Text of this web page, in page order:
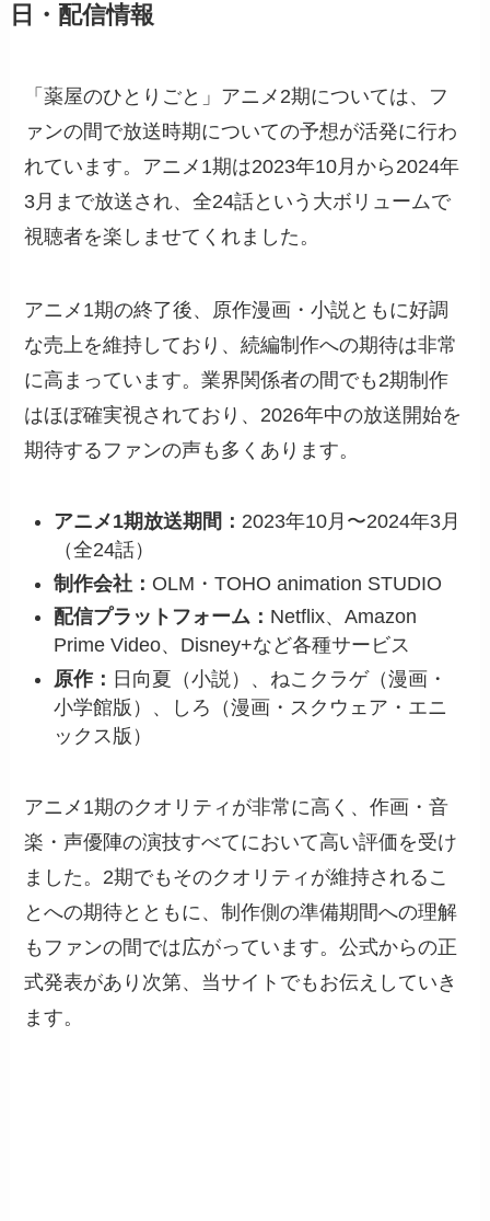
日・配信情報
「薬屋のひとりごと」アニメ2期については、フ
ァンの間で放送時期についての予想が活発に行わ
れています。アニメ1期は2023年10月から2024年
3月まで放送され、全24話という大ボリュームで
視聴者を楽しませてくれました。
アニメ1期の終了後、原作漫画・小説ともに好調
な売上を維持しており、続編制作への期待は非常
に高まっています。業界関係者の間でも2期制作
はほぼ確実視されており、2026年中の放送開始を
期待するファンの声も多くあります。
アニメ1期放送期間： 2023年10月〜2024年3月
（全24話）
制作会社： OLM・TOHO animation STUDIO
配信プラットフォーム： Netflix、Amazon
Prime Video、Disney+など各種サービス
原作： 日向夏（小説）、ねこクラゲ（漫画・
小学館版）、しろ（漫画・スクウェア・エニ
ックス版）
アニメ1期のクオリティが非常に高く、作画・音
楽・声優陣の演技すべてにおいて高い評価を受け
ました。2期でもそのクオリティが維持されるこ
とへの期待とともに、制作側の準備期間への理解
もファンの間では広がっています。公式からの正
式発表があり次第、当サイトでもお伝えしていき
ます。